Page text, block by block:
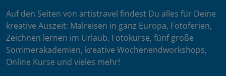
Auf den Seiten von artistravel findest Du alles für Deine
kreative Auszeit: Malreisen in ganz Europa, Fotoferien,
Zeichnen lernen im Urlaub, Fotokurse, fünf große
Sommerakademien, kreative Wochenendworkshops,
Online Kurse und vieles mehr!